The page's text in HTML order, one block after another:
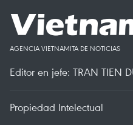
AGENCIA VIETNAMITA DE NOTICIAS
Editor en jefe: TRAN TIEN
Propiedad Intelectual